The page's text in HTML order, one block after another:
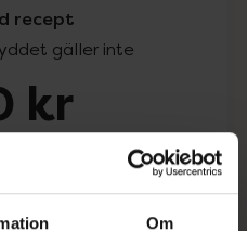
Om
recept
gäller inte
kr
recept